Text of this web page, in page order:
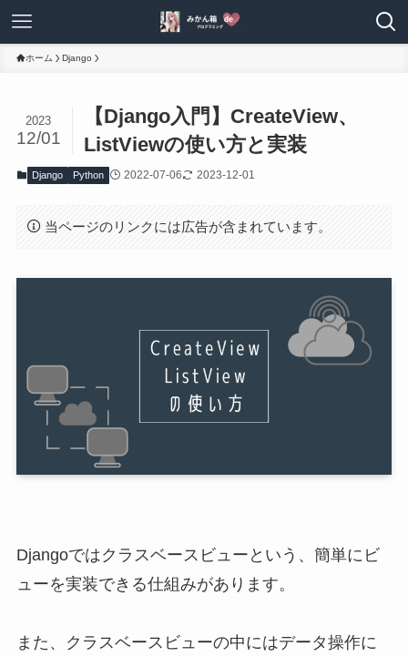
ホーム Django
【Django入門】CreateView、
ListViewの使い方と実装
2023
12/01
Django Python 2022-07-06 2023-12-01
当ページのリンクには広告が含まれています。
Djangoではクラスベースビューという、簡単にビ
ューを実装できる仕組みがあります。
また、クラスベースビューの中にはデータ操作に